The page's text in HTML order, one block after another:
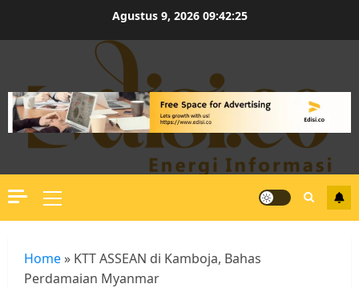
Agustus 9, 2026 09:42:26
Primary
Menu
Home » KTT ASSEAN di Kamboja, Bahas
Perdamaian Myanmar